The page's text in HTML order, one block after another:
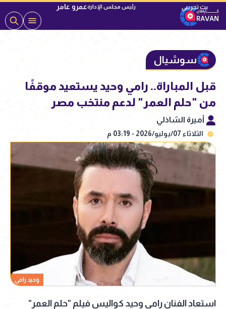
رئيس مجلس الإدارةعمرو عامر
سوشيال
قبل المباراة.. رامي وحيد يستعيد موقفًا
من "حلم العمر" لدعم منتخب مصر
أميرة الشاذلي
الثلاثاء 07/يوليو/2026 - 03:19 م
وحيد رامي
استعاد الفنان رامي وحيد كواليس فيلم "حلم العمر"